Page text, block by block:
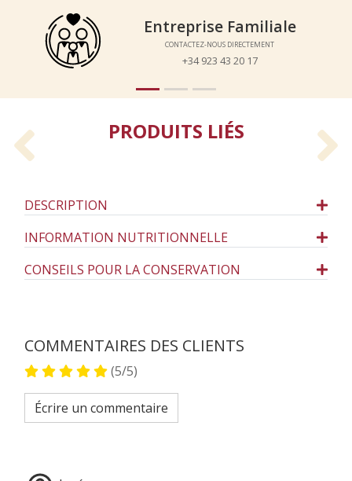
Entreprise Familiale
CONTACTEZ-NOUS DIRECTEMENT
+34 923 43 20 17
Entreprise Familiale
CONTACTEZ-NOUS DIRECTEMENT
+34 923 43 20 17
PRODUITS LIÉS
Previous
DESCRIPTION
INFORMATION NUTRITIONNELLE
CONSEILS POUR LA CONSERVATION
COMMENTAIRES DES CLIENTS
(5/5)
Écrire un commentaire